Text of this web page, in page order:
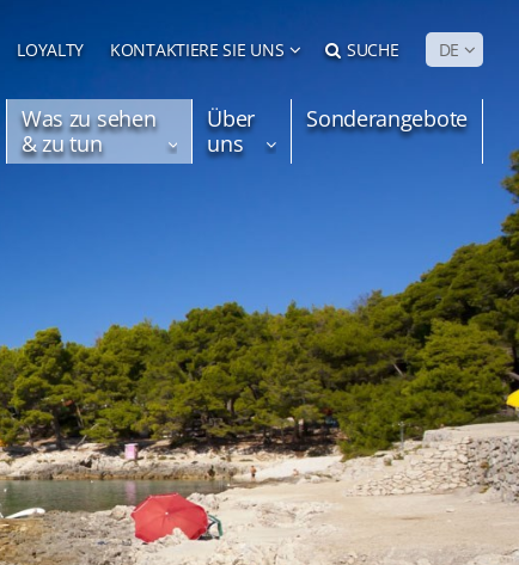
LOYALTY KONTAKTIERE SIE UNS SUCHE DE
Was zu sehen
& zu tun
Über
uns
Sonderangebote